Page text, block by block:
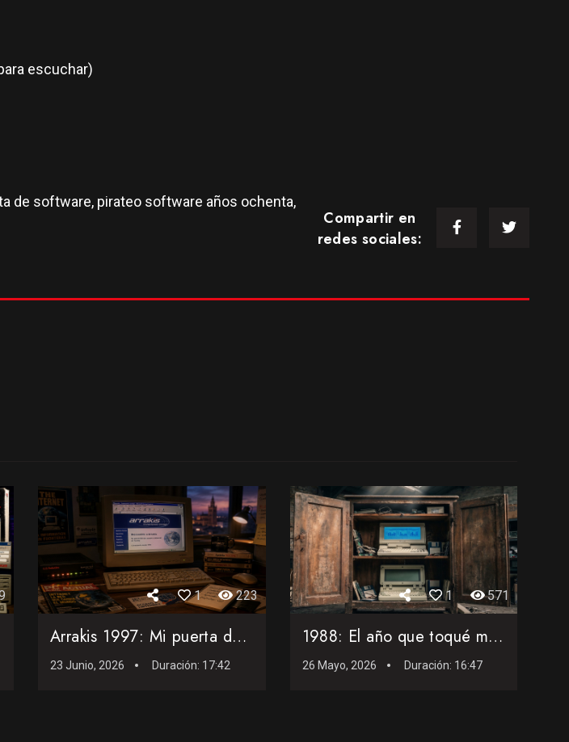
escuchar)
de software, pirateo software años ochenta,
Compartir en
redes sociales:
1 223
Arrakis 1997: Mi puerta de entrada a Internet
23 Junio, 2026 Duración: 17:42
1 571
1988: El año que toqué mi primer ordenador portátil
26 Mayo, 2026 Duración: 16:47